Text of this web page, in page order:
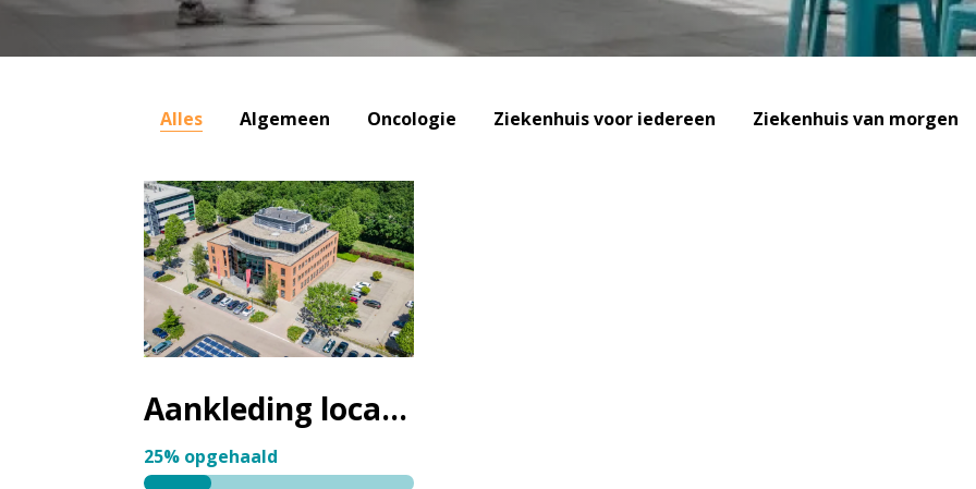
Alles Algemeen Oncologie Ziekenhuis voor iedereen Ziekenhuis van morgen
Aankleding locatie Baarn
25% opgehaald